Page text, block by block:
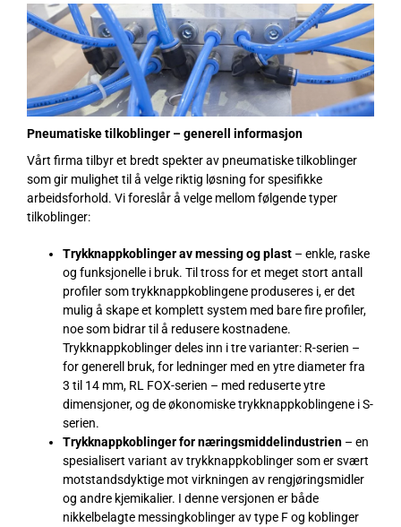
Pneumatiske tilkoblinger – generell informasjon
Vårt firma tilbyr et bredt spekter av pneumatiske tilkoblinger
som gir mulighet til å velge riktig løsning for spesifikke
arbeidsforhold. Vi foreslår å velge mellom følgende typer
tilkoblinger:
Trykknappkoblinger av messing og plast– enkle, raske
og funksjonelle i bruk. Til tross for et meget stort antall
profiler som trykknappkoblingene produseres i, er det
mulig å skape et komplett system med bare fire profiler,
noe som bidrar til å redusere kostnadene.
Trykknappkoblinger deles inn i tre varianter: R-serien –
for generell bruk, for ledninger med en ytre diameter fra
3 til 14 mm, RL FOX-serien – med reduserte ytre
dimensjoner, og de økonomiske trykknappkoblingene i S-
serien.
Trykknappkoblinger for næringsmiddelindustrien– en
spesialisert variant av trykknappkoblinger som er svært
motstandsdyktige mot virkningen av rengjøringsmidler
og andre kjemikalier. I denne versjonen er både
nikkelbelagte messingkoblinger av type F og koblinger